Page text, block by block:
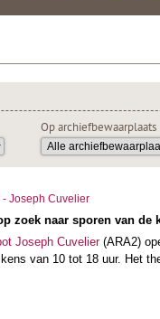
Op archiefbewaarplaats
- Joseph Cuvelier
zoek naar sporen van de
Joseph Cuvelier(ARA2)
van 10 tot 18 uur. Het